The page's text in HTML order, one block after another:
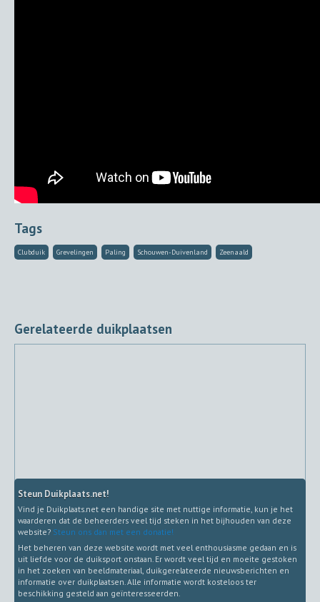
Tags
Clubduik Grevelingen Paling Schouwen-Duivenland Zeenaald
Gerelateerde duikplaatsen
Steun Duikplaats.net!
Vind je Duikplaats.net een handige site met nuttige informatie, kun je het
waarderen dat de beheerders veel tijd steken in het bijhouden van deze
website? Steun ons dan met een donatie!
Het beheren van deze website wordt met veel enthousiasme gedaan en is
uit liefde voor de duiksport onstaan. Er wordt veel tijd en moeite gestoken
in het zoeken van beeldmateriaal, duikgerelateerde nieuwsberichten en
informatie over duikplaatsen. Alle informatie wordt kosteloos ter
beschikking gesteld aan geïnteresseerden.